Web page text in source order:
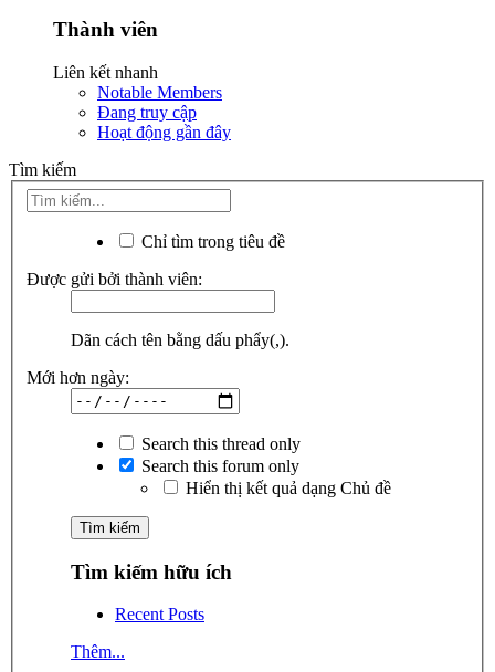
Thành viên
Liên kết nhanh
Notable Members
Đang truy cập
Hoạt động gần đây
Tìm kiếm
Chỉ tìm trong tiêu đề
Được gửi bởi thành viên:
Dãn cách tên bằng dấu phẩy(,).
Mới hơn ngày:
Search this thread only
Search this forum only
Hiển thị kết quả dạng Chủ đề
Tìm kiếm hữu ích
Recent Posts
Thêm...